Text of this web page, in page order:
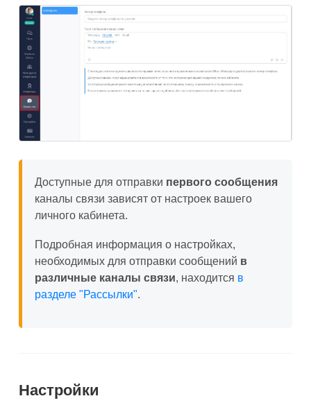
Доступные для отправки первого сообщения
каналы связи зависят от настроек вашего
личного кабинета.
Подробная информация о настройках,
необходимых для отправки сообщений в
различные каналы связи, находится в
разделе "Рассылки".
Настройки